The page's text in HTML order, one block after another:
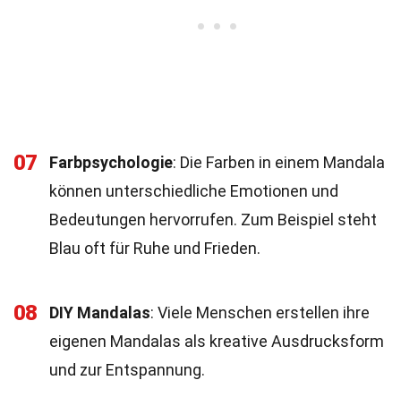
07 Farbpsychologie: Die Farben in einem Mandala
können unterschiedliche Emotionen und
Bedeutungen hervorrufen. Zum Beispiel steht
Blau oft für Ruhe und Frieden.
08 DIY Mandalas: Viele Menschen erstellen ihre
eigenen Mandalas als kreative Ausdrucksform
und zur Entspannung.